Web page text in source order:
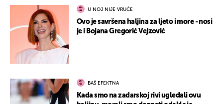
U NOJ NIJE VRUĆE
Ovo je savršena haljina za ljeto i more - nosi
je i Bojana Gregorić Vejzović
BAŠ EFEKTNA
Kada smo na zadarskoj rivi ugledali ovu